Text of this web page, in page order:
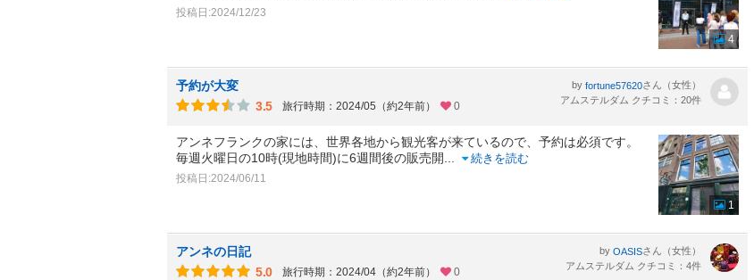
投稿日:2024/12/23
4
予約が大変
3.5
旅行時期：2024/05（約2年前） 0
by fortune57620さん（女性）
アムステルダム クチコミ：20件
アンネフランクの家には、世界各地から観光客が来ているので、予約は必須です。
毎週火曜日の10時(現地時間)に6週間後の販売開
続きを読む
投稿日:2024/06/11
1
アンネの日記
5.0
旅行時期：2024/04（約2年前） 0
by OASISさん（女性）
アムステルダム クチコミ：4件